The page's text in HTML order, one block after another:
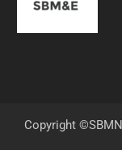
Copyright